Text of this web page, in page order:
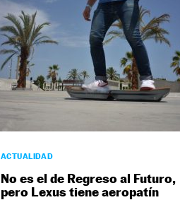
ACTUALIDAD
No es el de Regreso al Futuro,
pero Lexus tiene aeropatín